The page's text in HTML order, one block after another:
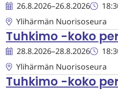
26.8.2026–26.8.2026
Ylihärmän Nuorisoseura
Tuhkimo -koko
28.8.2026–28.8.2026
Ylihärmän Nuorisoseura
Tuhkimo -koko